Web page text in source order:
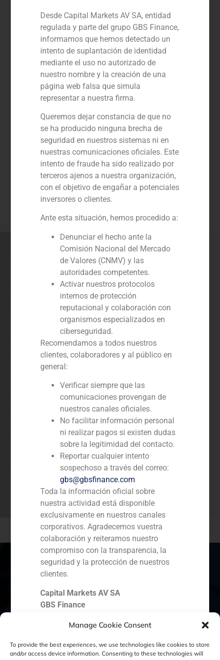
Manage Cookie Consent
To provide the best experiences, we use technologies like cookies to store
and/or access device information. Consenting to these technologies will
alrededor del mundo en lugares como
España, Portugal, China o
Latinoamérica. Entendemos que una
parte crucial de nuestro éxito a medio y
largo plazo es explorar constantemente
todos los mercados en busca de talento.
Nuestra firma cultiva un ambiente de
trabajo exigente y dispone de recursos
ampliar las oportunidades de negocio
para la empresa y sus profesionales.
Las vacantes se publicarán en esta sección
cuando haya procesos abiertos
Envíanos tu CV
Nombre completo
CV
Mensaje
Acepto la política de privacidad *
Acepto recibir comunicaciones de
GBS Finance
Enviar
España Portugal Colombia
Desde Capital Markets AV SA, entidad
regulada y parte del grupo GBS Finance,
informamos que hemos detectado un
intento de suplantación de identidad
mediante el uso no autorizado de
nuestro nombre y la creación de una
página web falsa que simula
representar a nuestra firma.
Queremos dejar constancia de que no
se ha producido ninguna brecha de
seguridad en nuestros sistemas ni en
nuestras comunicaciones oficiales. Este
intento de fraude ha sido realizado por
terceros ajenos a nuestra organización,
con el objetivo de engañar a potenciales
inversores o clientes.
Ante esta situación, hemos procedido a:
Denunciar el hecho ante la
Comisión Nacional del Mercado
de Valores (CNMV) y las
autoridades competentes.
Activar nuestros protocolos
internos de protección
reputacional y colaboración con
organismos especializados en
ciberseguridad.
Recomendamos a todos nuestros
clientes, colaboradores y al público en
general:
Verificar siempre que las
comunicaciones provengan de
nuestros canales oficiales.
No facilitar información personal
ni realizar pagos si existen dudas
sobre la legitimidad del contacto.
Reportar cualquier intento
sospechoso a través del correo:
gbs@gbsfinance.com
Toda la información oficial sobre
nuestra actividad está disponible
exclusivamente en nuestros canales
corporativos. Agradecemos vuestra
colaboración y reiteramos nuestro
compromiso con la transparencia, la
seguridad y la protección de nuestros
clientes.
Capital Markets AV SA
GBS Finance